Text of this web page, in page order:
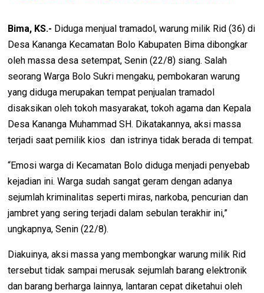
Bima, KS.- Diduga menjual tramadol, warung milik Rid (36) di
Desa Kananga Kecamatan Bolo Kabupaten Bima dibongkar
oleh massa desa setempat, Senin (22/8) siang. Salah
seorang Warga Bolo Sukri mengaku, pembokaran warung
yang diduga merupakan tempat penjualan tramadol
disaksikan oleh tokoh masyarakat, tokoh agama dan Kepala
Desa Kananga Muhammad SH. Dikatakannya, aksi massa
terjadi saat pemilik kios dan istrinya tidak berada di tempat.
“Emosi warga di Kecamatan Bolo diduga menjadi penyebab
kejadian ini. Warga sudah sangat geram dengan adanya
sejumlah kriminalitas seperti miras, narkoba, pencurian dan
jambret yang sering terjadi dalam sebulan terakhir ini,”
ungkapnya, Senin (22/8).
Diakuinya, aksi massa yang membongkar warung milik Rid
tersebut tidak sampai merusak sejumlah barang elektronik
dan barang berharga lainnya, lantaran cepat diketahui oleh